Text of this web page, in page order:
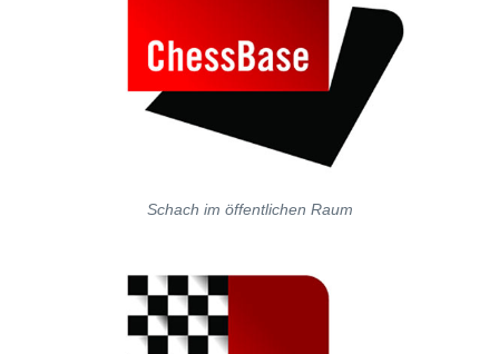
Schach im öffentlichen Raum